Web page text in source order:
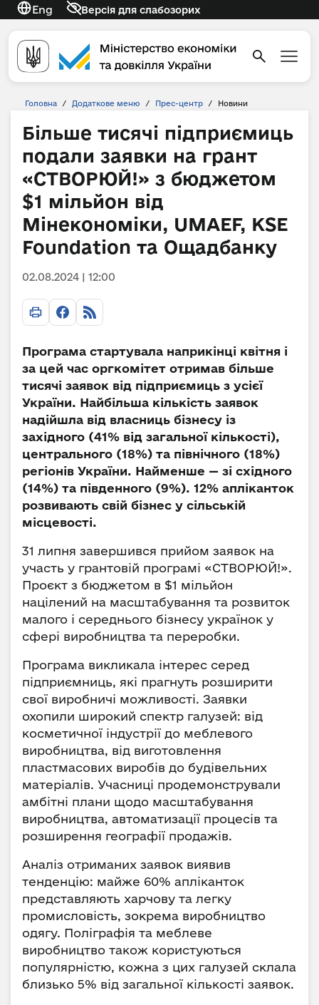
Eng Версія для слабозорих
Головна / Додаткове меню / Прес-центр / Новини
Більше тисячі підприємиць
подали заявки на грант
«СТВОРЮЙ!» з бюджетом
$1 мільйон від
Мінекономіки, UMAEF, KSE
Foundation та Ощадбанку
02.08.2024 | 12:00
Програма стартувала наприкінці квітня і
за цей час оргкомітет отримав більше
тисячі заявок від підприємиць з усієї
України. Найбільша кількість заявок
надійшла від власниць бізнесу із
західного (41% від загальної кількості),
центрального (18%) та північного (18%)
регіонів України. Найменше — зі східного
(14%) та південного (9%). 12% апліканток
розвивають свій бізнес у сільській
місцевості.
31 липня завершився прийом заявок на
участь у грантовій програмі «СТВОРЮЙ!».
Проєкт з бюджетом в $1 мільйон
націлений на масштабування та розвиток
малого і середнього бізнесу українок у
сфері виробництва та переробки.
Програма викликала інтерес серед
підприємниць, які прагнуть розширити
свої виробничі можливості. Заявки
охопили широкий спектр галузей: від
косметичної індустрії до меблевого
виробництва, від виготовлення
пластмасових виробів до будівельних
матеріалів. Учасниці продемонстрували
амбітні плани щодо масштабування
виробництва, автоматизації процесів та
розширення географії продажів.
Аналіз отриманих заявок виявив
тенденцію: майже 60% апліканток
представляють харчову та легку
промисловість, зокрема виробництво
одягу. Поліграфія та меблеве
виробництво також користуються
популярністю, кожна з цих галузей склала
близько 5% від загальної кількості заявок.